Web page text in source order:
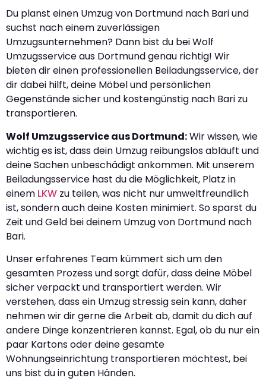
Du planst einen Umzug von Dortmund nach Bari und
suchst nach einem zuverlässigen
Umzugsunternehmen? Dann bist du bei Wolf
Umzugsservice aus Dortmund genau richtig! Wir
bieten dir einen professionellen Beiladungsservice, der
dir dabei hilft, deine Möbel und persönlichen
Gegenstände sicher und kostengünstig nach Bari zu
transportieren.
Wolf Umzugsservice aus Dortmund:Wir wissen, wie
wichtig es ist, dass dein Umzug reibungslos abläuft und
deine Sachen unbeschädigt ankommen. Mit unserem
Beiladungsservice hast du die Möglichkeit, Platz in
einem LKW zu teilen, was nicht nur umweltfreundlich
ist, sondern auch deine Kosten minimiert. So sparst du
Zeit und Geld bei deinem Umzug von Dortmund nach
Bari.
Unser erfahrenes Team kümmert sich um den
gesamten Prozess und sorgt dafür, dass deine Möbel
sicher verpackt und transportiert werden. Wir
verstehen, dass ein Umzug stressig sein kann, daher
nehmen wir dir gerne die Arbeit ab, damit du dich auf
andere Dinge konzentrieren kannst. Egal, ob du nur ein
paar Kartons oder deine gesamte
Wohnungseinrichtung transportieren möchtest, bei
uns bist du in guten Händen.